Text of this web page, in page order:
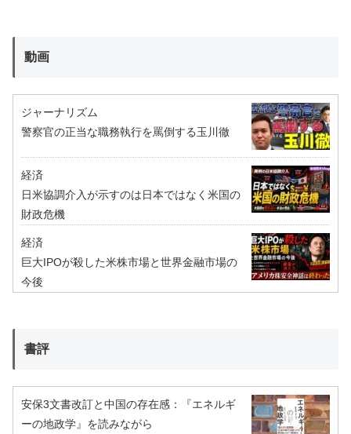
動画
ジャーナリズム
警察官の正当な職務執行を罵倒する玉川徹
経済
日米協調介入が示すのは日本ではなく米国の
財政危機
経済
巨大IPOが殺した米株市場と世界金融市場の
今後
書評
安保3文書改訂と中国の存在感：『エネルギ
ーの地政学』を読みながら